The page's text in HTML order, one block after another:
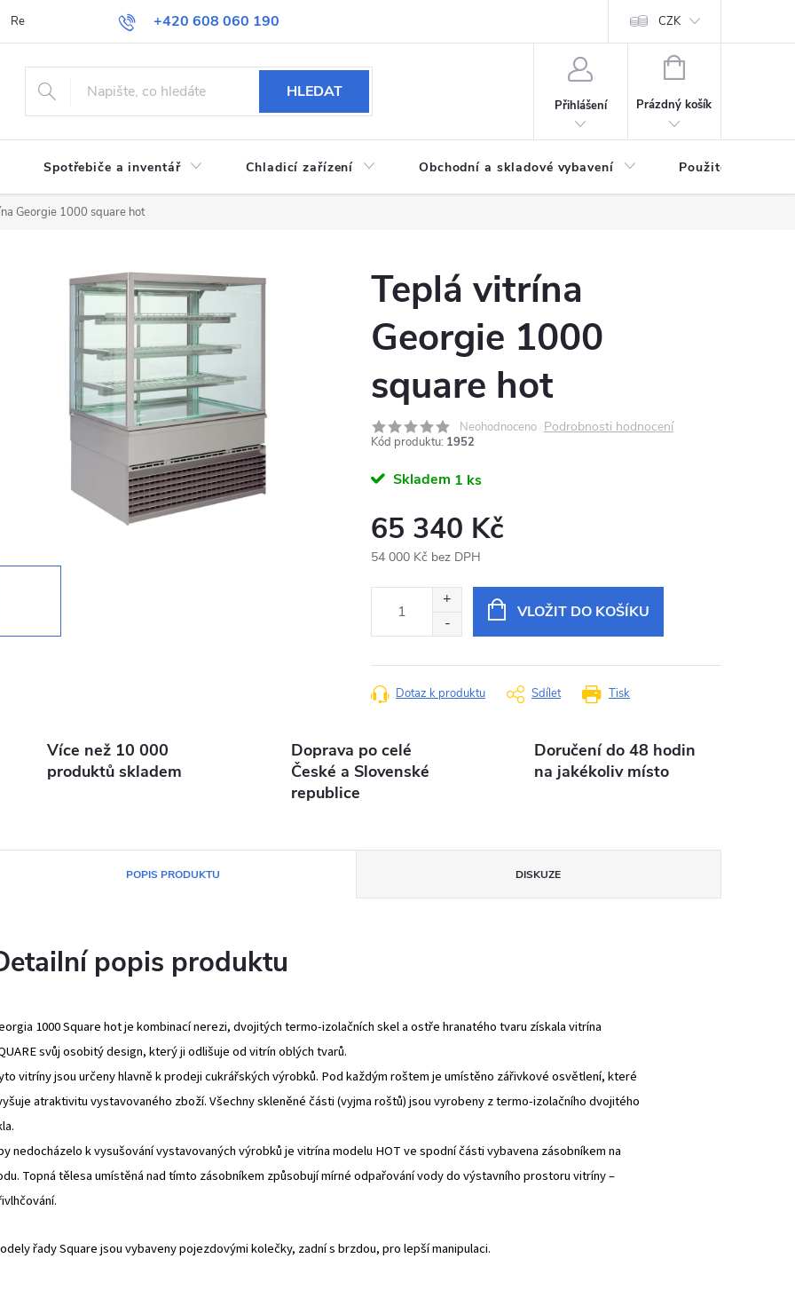
+420 608 060 190
Reklamace a vrácení zboží Obchodní podmínky CZK
HLEDAT
Přihlášení
NÁKUPNÍ
Prázdný košík
Spotřebiče a inventář Chladicí zařízení Obchodní a skladové vybavení Použité
Georgie 1000 square hot
Teplá vitrína
Georgie 1000
square hot
Neohodnoceno Podrobnosti hodnocení
Kód produktu: 1952
Skladem 1 ks
65 340 Kč
54 000 Kč bez DPH
VLOŽIT DO KOŠÍKU
Tisk
Dotaz k produktu Sdílet
Více než 10 000
produktů skladem
Doprava po celé
České a Slovenské
republice
Doručení do 48 hodin
na jakékoliv místo
POPIS PRODUKTU DISKUZE
popis produktu
1000 Square hot je kombinací nerezi, dvojitých termo-izolačních skel a ostře hranatého tvaru získala vitrína
svůj osobitý design, který ji odlišuje od vitrín oblých tvarů.
vitríny jsou určeny hlavně k prodeji cukrářských výrobků. Pod každým roštem je umístěno zářivkové osvětlení, které
atraktivitu vystavovaného zboží. Všechny skleněné části (vyjma roštů) jsou vyrobeny z termo-izolačního dvojitého
nedocházelo k vysušování vystavovaných výrobků je vitrína modelu HOT ve spodní části vybavena zásobníkem na
Topná tělesa umístěná nad tímto zásobníkem způsobují mírné odpařování vody do výstavního prostoru vitríny –
řady Square jsou vybaveny pojezdovými kolečky, zadní s brzdou, pro lepší manipulaci.